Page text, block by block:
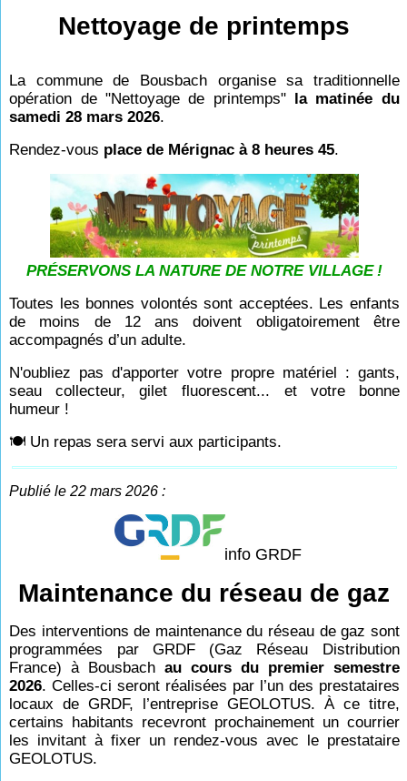
Nettoyage de printemps
La commune de Bousbach organise sa traditionnelle
opération de "Nettoyage de printemps" la matinée du
samedi 28 mars 2026.
Rendez-vous place de Mérignac à 8 heures 45.
PRÉSERVONS LA NATURE DE NOTRE VILLAGE !
Toutes les bonnes volontés sont acceptées. Les enfants
de moins de 12 ans doivent obligatoirement être
accompagnés d’un adulte.
N'oubliez pas d'apporter votre propre matériel : gants,
seau collecteur, gilet fluorescent... et votre bonne
humeur !
🍽 Un repas sera servi aux participants.
Publié le 22 mars 2026 :
info GRDF
Maintenance du réseau de gaz
Des interventions de maintenance du réseau de gaz sont
programmées par GRDF (Gaz Réseau Distribution
France) à Bousbachau cours du premier semestre
2026. Celles-ci seront réalisées par l’un des prestataires
locaux de GRDF, l’entreprise GEOLOTUS. À ce titre,
certains habitants recevront prochainement un courrier
les invitant à fixer un rendez-vous avec le prestataire
GEOLOTUS.